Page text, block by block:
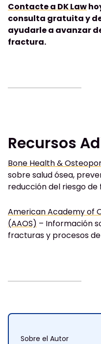
Contacte a DK Law
consulta gratuita y
ayudarle a avanzar
fractura.
Recursos
Bone Health &
sobre salud ósea,
reducción del riesgo de
American Academy of
(AAOS) – Información
fracturas y procesos
Sobre el Autor